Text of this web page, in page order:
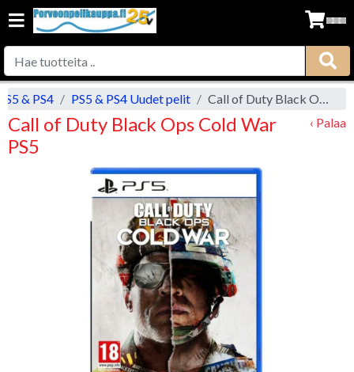
& PS4 PS5 & PS4 Uudet pelit Call of Duty Black Ops Cold War PS5
Call of Duty Black Ops Cold War
PS5
‹ Palaa